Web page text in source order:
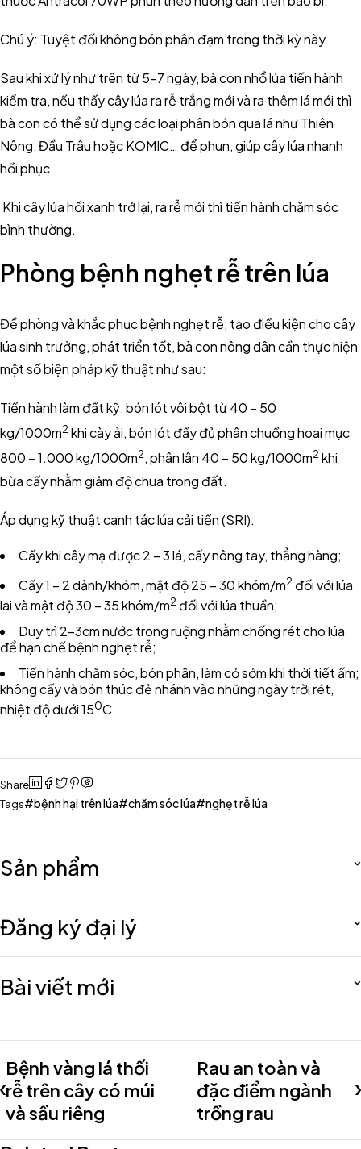
Chú ý: Tuyệt đối không bón phân đạm trong thời kỳ này.
Sau khi xử lý như trên từ 5-7 ngày, bà con nhổ lúa tiến hành
kiểm tra, nếu thấy cây lúa ra rễ trắng mới và ra thêm lá mới thì
bà con có thể sử dụng các loại phân bón qua lá như Thiên
Nông, Đầu Trâu hoặc KOMIC… để phun, giúp cây lúa nhanh
hồi phục.
Khi cây lúa hồi xanh trở lại, ra rễ mới thì tiến hành chăm sóc
bình thường.
Phòng bệnh nghẹt rễ trên lúa
Để phòng và khắc phục bệnh nghẹt rễ, tạo điều kiện cho cây
lúa sinh trưởng, phát triển tốt, bà con nông dân cần thực hiện
một số biện pháp kỹ thuật như sau:
Tiến hành làm đất kỹ, bón lót vôi bột từ 40 – 50
kg/1000m2 khi cày ải, bón lót đầy đủ phân chuồng hoai mục
800 – 1.000 kg/1000m2, phân lân 40 – 50 kg/1000m2 khi
bừa cấy nhằm giảm độ chua trong đất.
Áp dụng kỹ thuật canh tác lúa cải tiến (SRI):
Cấy khi cây mạ được 2 – 3 lá, cấy nông tay, thẳng hàng;
Cấy 1 – 2 dảnh/khóm, mật độ 25 – 30 khóm/m2 đối với lúa
lai và mật độ 30 – 35 khóm/m2 đối với lúa thuần;
Duy trì 2-3cm nước trong ruộng nhằm chống rét cho lúa
để hạn chế bệnh nghẹt rễ;
Tiến hành chăm sóc, bón phân, làm cỏ sớm khi thời tiết ấm;
không cấy và bón thúc đẻ nhánh vào những ngày trời rét,
nhiệt độ dưới 150C.
Share
Tags
bệnh hại trên lúa chăm sóc lúa nghẹt rễ lúa
Sản phẩm
Đăng ký đại lý
Bài viết mới
Bệnh vàng lá thối
rễ trên cây có múi
và sầu riêng
Rau an toàn và
đặc điểm ngành
trồng rau